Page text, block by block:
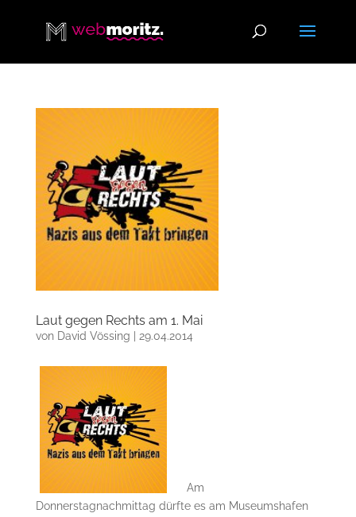
Laut gegen Rechts am 1. Mai
von David Vössing 29.04.2014
Am
Donnerstagnachmittag dürfte es am Museumshafen